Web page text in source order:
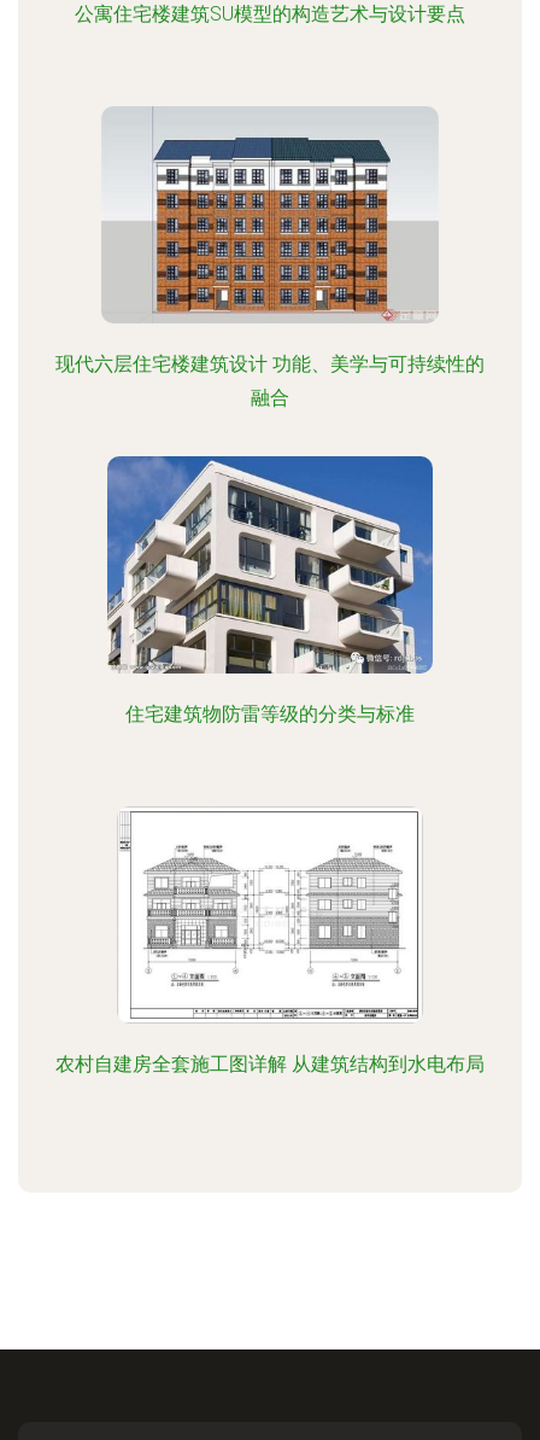
公寓住宅楼建筑SU模型的构造艺术与设计要点
现代六层住宅楼建筑设计 功能、美学与可持续性的
融合
住宅建筑物防雷等级的分类与标准
农村自建房全套施工图详解 从建筑结构到水电布局